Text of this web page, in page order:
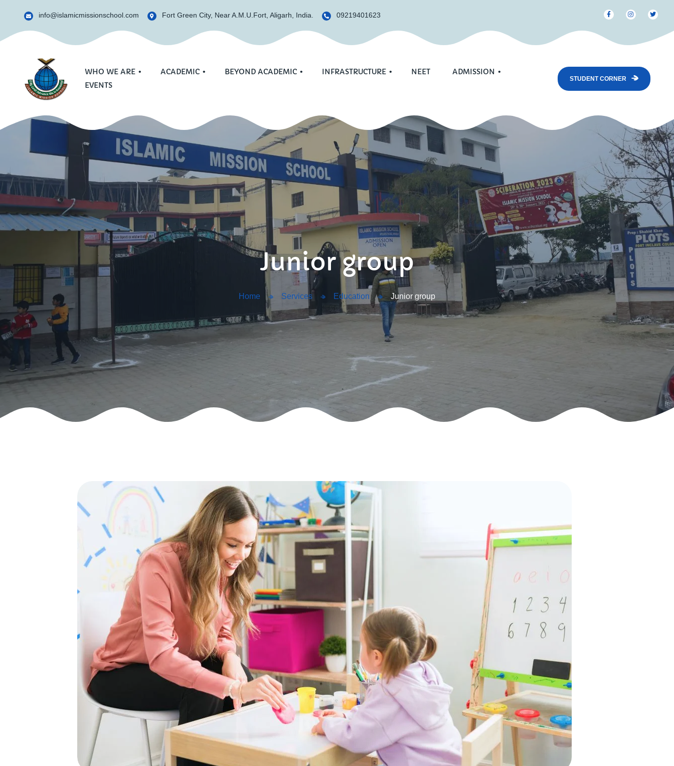
info@islamicmissionschool.com Fort Green City, Near A.M.U.Fort, Aligarh, India. 09219401623
WHO WE ARE
Gallery
ACADEMIC BEYOND ACADEMIC
Sports
News Letter
INFRASTRUCTURE
Library
Laboratories
Sports Complex
NEET ADMISSION
FAQ
EVENTS
STUDENT CORNER
Junior group
Home Services Education Junior group